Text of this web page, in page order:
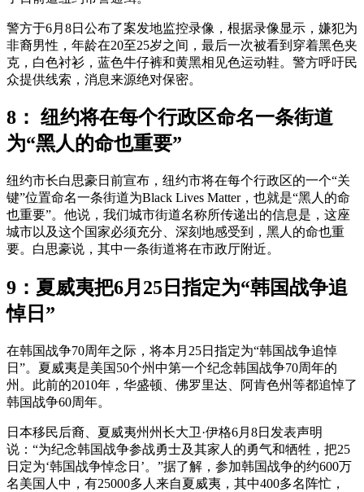
警方于6月8日公布了案发地监控录像，根据录像显示，嫌犯为
非裔男性，年龄在20至25岁之间，最后一次被看到穿着黑色夹
克，白色衬衫，蓝色牛仔裤和黄黑相见色运动鞋。警方呼吁民
众提供线索，消息来源绝对保密。
8： 纽约将在每个行政区命名一条街道
为“黑人的命也重要”
纽约市长白思豪日前宣布，纽约市将在每个行政区的一个“关
键”位置命名一条街道为Black Lives Matter，也就是“黑人的命
也重要”。他说，我们城市街道名称所传递出的信息是，这座
城市以及这个国家必须充分、深刻地感受到，黑人的命也重
要。白思豪说，其中一条街道将在市政厅附近。
9：夏威夷把6月25日指定为“韩国战争追
悼日”
在韩国战争70周年之际，将本月25日指定为“韩国战争追悼
日”。夏威夷是美国50个州中第一个纪念韩国战争70周年的
州。此前的2010年，华盛顿、佛罗里达、阿肯色州等都追悼了
韩国战争60周年。
日本移民后裔、夏威夷州州长大卫·伊格6月8日发表声明
说：“为纪念韩国战争参战勇士及其家人的勇气和牺牲，把25
日定为‘韩国战争悼念日’。”据了解，参加韩国战争的约600万
名美国人中，有25000多人来自夏威夷，其中400多名阵忙，